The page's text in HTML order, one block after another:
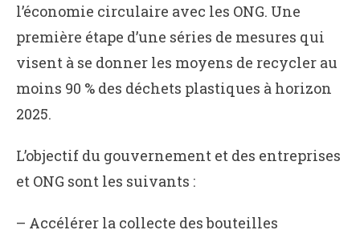
l’économie circulaire avec les ONG. Une
première étape d’une séries de mesures qui
visent à se donner les moyens de recycler au
moins 90 % des déchets plastiques à horizon
2025.
L’objectif du gouvernement et des entreprises
et ONG sont les suivants :
– Accélérer la collecte des bouteilles